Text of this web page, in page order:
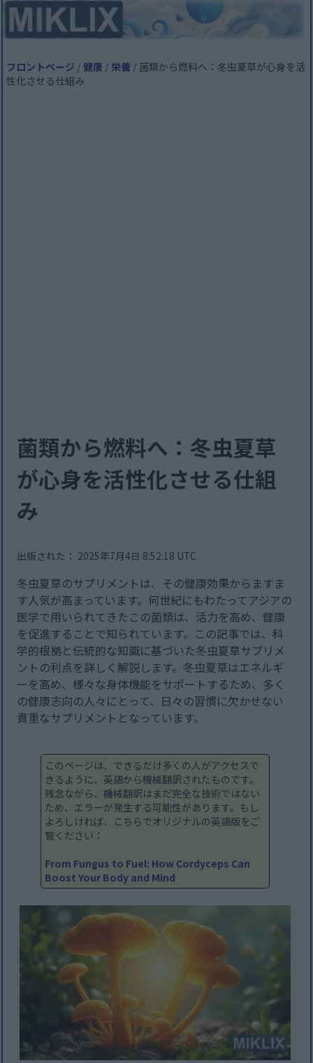
フロントページ /健康 / 栄養 / 菌類から燃料へ：冬虫夏草が心身を活
性化させる仕組み
菌類から燃料へ：冬虫夏草
が心身を活性化させる仕組
み
出版された： 2025年7月4日 8:52:18 UTC
冬虫夏草のサプリメントは、その健康効果からますま
す人気が高まっています。何世紀にもわたってアジアの
医学で用いられてきたこの菌類は、活力を高め、健康
を促進することで知られています。この記事では、科
学的根拠と伝統的な知識に基づいた冬虫夏草サプリメ
ントの利点を詳しく解説します。冬虫夏草はエネルギ
ーを高め、様々な身体機能をサポートするため、多く
の健康志向の人々にとって、日々の習慣に欠かせない
貴重なサプリメントとなっています。
このページは、できるだけ多くの人がアクセスで
きるように、英語から機械翻訳されたものです。
残念ながら、機械翻訳はまだ完全な技術ではない
ため、エラーが発生する可能性があります。もし
よろしければ、こちらでオリジナルの英語版をご
覧ください：
From Fungus to Fuel: How Cordyceps Can
Boost Your Body and Mind